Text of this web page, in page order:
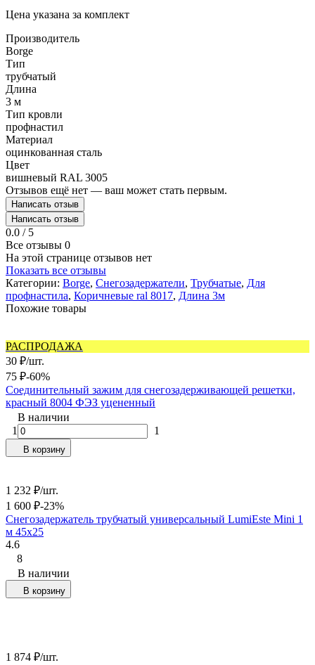
Цена указана за комплект
Производитель
Borge
Тип
трубчатый
Длина
3 м
Тип кровли
профнастил
Материал
оцинкованная сталь
Цвет
вишневый RAL 3005
Отзывов ещё нет — ваш может стать первым.
Написать отзыв
Написать отзыв
0.0 / 5
Все отзывы 0
На этой странице отзывов нет
Показать все отзывы
Категории: Borge, Снегозадержатели, Трубчатые, Для
профнастила, Коричневые ral 8017, Длина 3м
Похожие товары
РАСПРОДАЖА
30 ₽/шт.
75 ₽-60%
Соединительный зажим для снегозадерживающей решетки,
красный 8004 ФЭЗ уцененный
В наличии
1
1
В корзину
1 232 ₽/шт.
1 600 ₽-23%
Снегозадержатель трубчатый универсальный LumiEste Mini 1
м 45х25
4.6
8
В наличии
В корзину
1 874 ₽/шт.